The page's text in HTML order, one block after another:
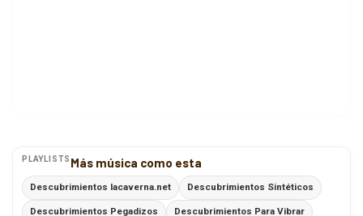
PLAYLISTS Más música como esta
Descubrimientos lacaverna.net Descubrimientos Sintéticos
Descubrimientos Pegadizos Descubrimientos Para Vibrar